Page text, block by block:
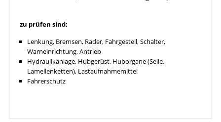
zu prüfen sind:
Lenkung, Bremsen, Räder, Fahrgestell, Schalter,
Warneinrichtung, Antrieb
Hydraulikanlage, Hubgerüst, Huborgane (Seile,
Lamellenketten), Lastaufnahmemittel
Fahrerschutz